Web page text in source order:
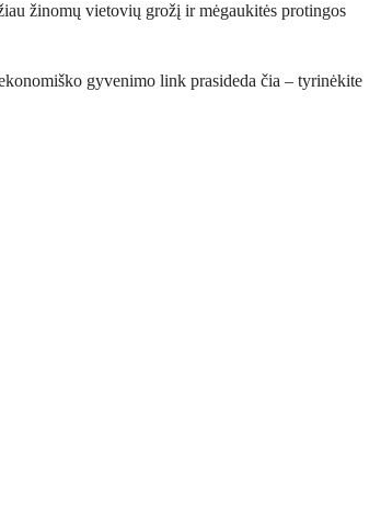
žinomų vietovių grožį ir mėgaukitės protingos
gyvenimo link prasideda čia – tyrinėkite